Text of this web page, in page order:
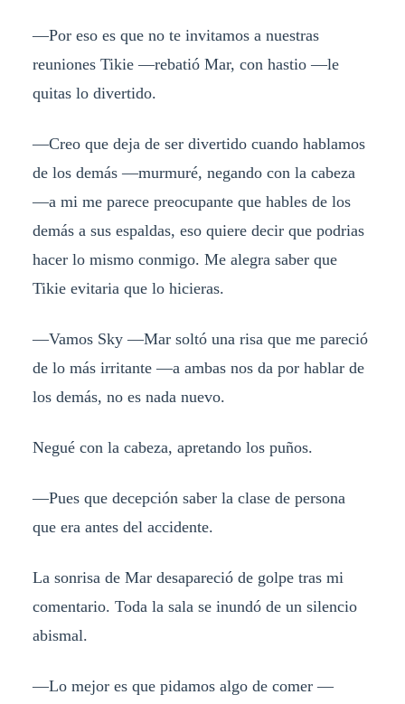
—Por eso es que no te invitamos a nuestras
reuniones Tikie —rebatió Mar, con hastio —le
quitas lo divertido.
—Creo que deja de ser divertido cuando hablamos
de los demás —murmuré, negando con la cabeza
—a mi me parece preocupante que hables de los
demás a sus espaldas, eso quiere decir que podrias
hacer lo mismo conmigo. Me alegra saber que
Tikie evitaria que lo hicieras.
—Vamos Sky —Mar soltó una risa que me pareció
de lo más irritante —a ambas nos da por hablar de
los demás, no es nada nuevo.
Negué con la cabeza, apretando los puños.
—Pues que decepción saber la clase de persona
que era antes del accidente.
La sonrisa de Mar desapareció de golpe tras mi
comentario. Toda la sala se inundó de un silencio
abismal.
—Lo mejor es que pidamos algo de comer —